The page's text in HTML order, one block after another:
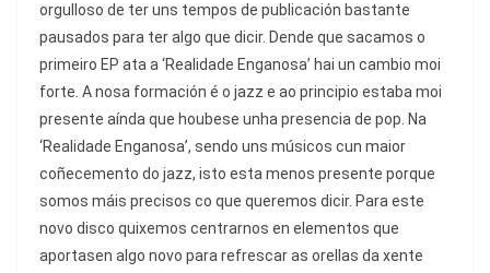
orgulloso de ter uns tempos de publicación bastante
pausados para ter algo que dicir. Dende que sacamos o
primeiro EP ata a ‘Realidade Enganosa’ hai un cambio moi
forte. A nosa formación é o jazz e ao principio estaba moi
presente aínda que houbese unha presencia de pop. Na
‘Realidade Enganosa’, sendo uns músicos cun maior
coñecemento do jazz, isto esta menos presente porque
somos máis precisos co que queremos dicir. Para este
novo disco quixemos centrarnos en elementos que
aportasen algo novo para refrescar as orellas da xente